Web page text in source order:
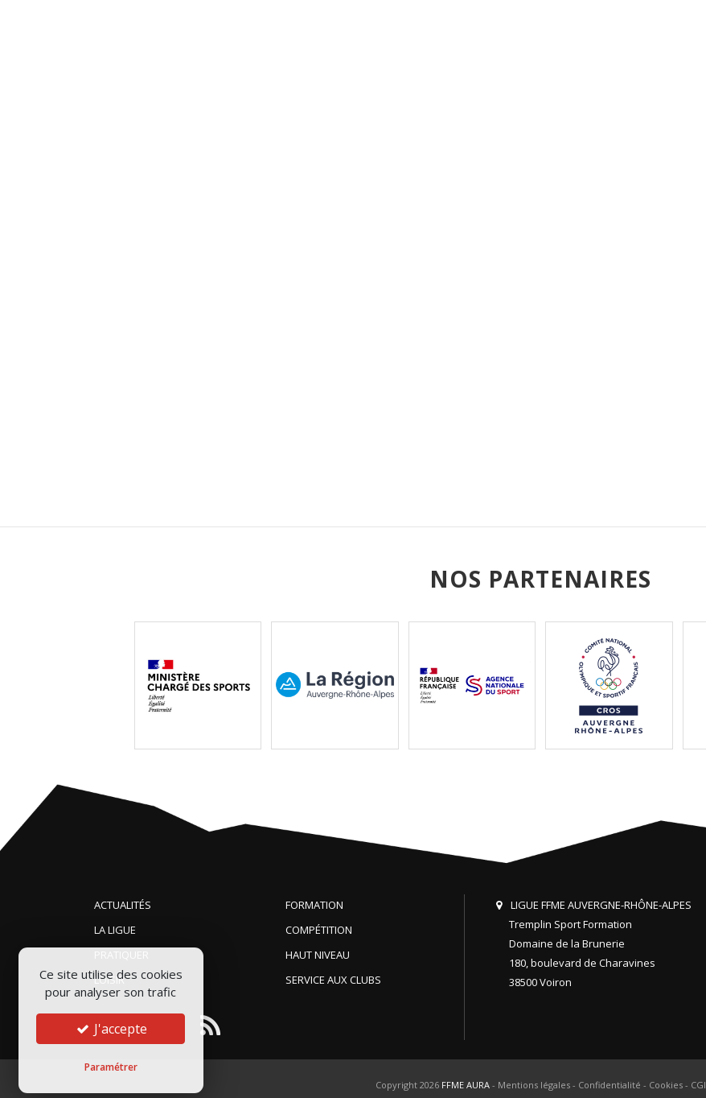
NOS PARTENAIRES
ACTUALITÉS
LA LIGUE
LOISIR
FORMATION
COMPÉTITION
HAUT NIVEAU
SERVICE AUX CLUBS
LIGUE FFME AUVERGNE-RHÔNE-ALPES
Tremplin Sport Formation
Domaine de la Brunerie
180, boulevard de Charavines
38500 Voiron
Copyright 2026 FFME AURA - Mentions légales- Confidentialité - Cookies- CGI
Ce site utilise des cookies
pour analyser son trafic
J'accepte
Paramétrer